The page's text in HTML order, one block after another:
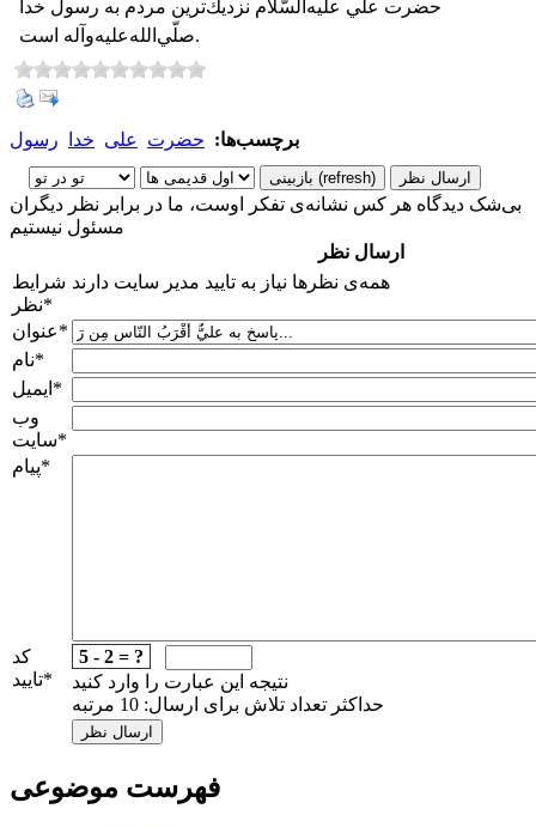
حضرت علي عليه‌السّلام نزديك‌ترين مردم به رسول خدا
صلّي‌الله‌عليه‌و‌آله است.
برچسب‌ها: حضرت علی خدا رسول
بی‌شک دیدگاه هر کس نشانه‌ی تفکر اوست، ما در برابر نظر دیگران
مسئول نیستیم
ارسال نظر
شرایط
نظر*
همه‌ی نظرها نیاز به تایید مدیر سایت دارند
عنوان*
نام*
ایمیل *
وب
سایت*
پیام*
کد
تایید*
5 - 2 = ?
نتیجه این عبارت را وارد کنید
حداکثر تعداد تلاش برای ارسال: 10 مرتبه
فهرست موضوعی